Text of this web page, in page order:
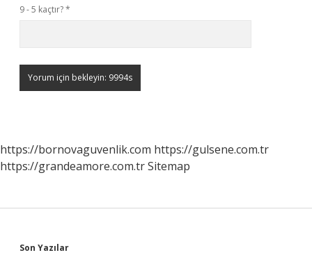
9 - 5 kaçtır?*
https://bornovaguvenlik.com https://gulsene.com.tr
https://grandeamore.com.trSitemap
Son Yazılar